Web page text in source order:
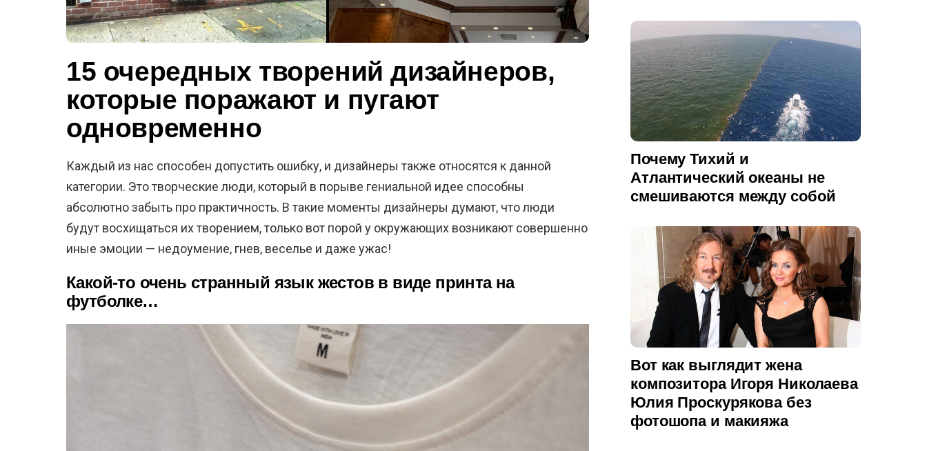
15 очередных творений дизайнеров,
которые поражают и пугают
одновременно
Каждый из нас способен допустить ошибку, и дизайнеры также относятся к данной
категории. Это творческие люди, который в порыве гениальной идее способны
абсолютно забыть про практичность. В такие моменты дизайнеры думают, что люди
будут восхищаться их творением, только вот порой у окружающих возникают совершенно
иные эмоции — недоумение, гнев, веселье и даже ужас!
Какой-то очень странный язык жестов в виде принта на
футболке…
Почему Тихий и
Атлантический океаны не
смешиваются между собой
Вот как выглядит жена
композитора Игоря Николаева
Юлия Проскурякова без
фотошопа и макияжа